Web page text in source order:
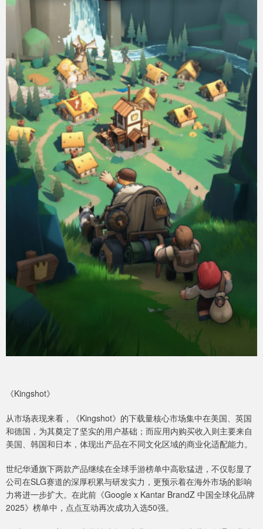
《Kingshot》
从市场表现来看，《Kingshot》的下载量核心市场集中在美国、英国
和德国，为其奠定了坚实的用户基础；而应用内购买收入则主要来自
美国、韩国和日本，体现出产品在不同文化区域的商业化适配能力。
世纪华通旗下两款产品继续在全球手游榜单中高歌猛进，不仅彰显了
公司在SLG赛道的深厚积累与研发实力，更预示着在海外市场的影响
力将进一步扩大。在此前《Google x Kantar BrandZ 中国全球化品牌
2025》榜单中，点点互动再次成功入选50强。